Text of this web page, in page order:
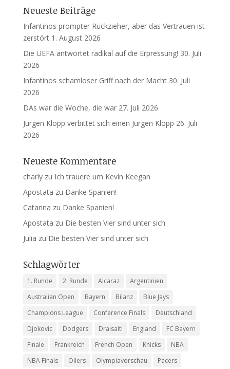
Neueste Beiträge
Infantinos prompter Rückzieher, aber das Vertrauen ist
zerstört 1. August 2026
Die UEFA antwortet radikal auf die Erpressung! 30. Juli
2026
Infantinos schamloser Griff nach der Macht 30. Juli
2026
DAs war die Woche, die war 27. Juli 2026
Jürgen Klopp verbittet sich einen Jürgen Klopp 26. Juli
2026
Neueste Kommentare
charlyzu Ich trauere um Kevin Keegan
Apostata zu Danke Spanien!
Catarina zu Danke Spanien!
Apostata zu Die besten Vier sind unter sich
Julia zu Die besten Vier sind unter sich
Schlagwörter
1. Runde 2. Runde Alcaraz
Argentinien
Australian Open
Bayern Bilanz
Blue Jays
Champions League
Conference Finals
Deutschland
Djokovic
Dodgers Draisaitl England
FC Bayern
Finale
Frankreich French Open Knicks
NBA
NBA Finals
Oilers Olympiavorschau
Pacers